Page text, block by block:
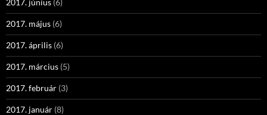
2017. június (6)
2017. május (6)
2017. április (6)
2017. március (5)
2017. február (3)
2017. január (8)